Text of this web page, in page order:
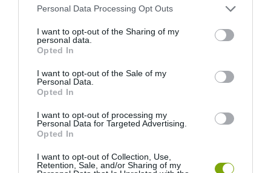
Please note that this website/app uses one or more Google
not limited to your visit or usage behaviour. You may click to
grant or deny consent to Google and its third-party tags to
use your data for below specified purposes in below Google
consent section.
Personal Data Processing Opt Outs
I want to opt-out of the Sharing of my
personal data.
Opted In
I want to opt-out of the Sale of my
Personal Data.
Opted In
I want to opt-out of processing my
Personal Data for Targeted Advertising.
Opted In
I want to opt-out of Collection, Use,
Retention, Sale, and/or Sharing of my
A KOALA EVOLÚCIÓS MÚLTJA
NYUGODT
EUKALIPTUSZRÁGCSÁLÁS
SUGALLJA
2026-08-07
500 EDDIG ISMERETLEN
LAKÓJÁT MUTATTA MEG